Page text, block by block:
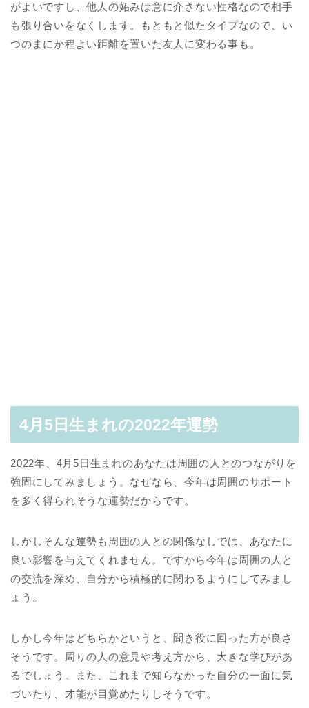
がよいですし、他人の妬みは意に介さない性格なので相手
も張り合いをなくします。もともと似たタイプなので、い
つのまにか程よい距離を置いた友人に変わる事も。
4月5日生まれの2022年運勢
2022年、4月5日生まれのあなたは周囲の人とのつながりを
強固にしてみましょう。なぜなら、今年は周囲のサポート
を多く得られそうな運勢だからです。
しかしそんな運勢も周囲の人との関係なしでは、あなたに
良い影響を与えてくれません。ですから今年は周囲の人と
の交流を深め、自分から積極的に関わるようにしてみまし
ょう。
しかし今年はどちらかというと、聞き役に回った方が良さ
そうです。周りの人の意見や考え方から、大きな学びがあ
るでしょう。また、これまで知らなかった自分の一面に気
づいたり、才能が目覚めたりしそうです。